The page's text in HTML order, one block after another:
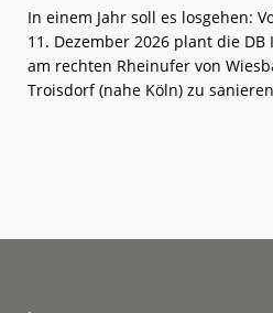
In einem Jahr soll es losgehen:
11. Dezember 2026 plant die
am rechten Rheinufer von
Troisdorf (nahe Köln) zu